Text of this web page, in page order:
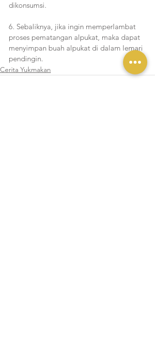
dikonsumsi.
6. Sebaliknya, jika ingin memperlambat
proses pematangan alpukat, maka dapat
menyimpan buah alpukat di dalam lemari
pendingin.
Cerita Yukmakan